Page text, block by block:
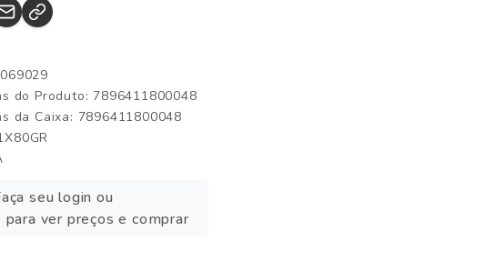
do Produto: 7896411800048
da Caixa: 7896411800048
seu login ou
ver preços e comprar